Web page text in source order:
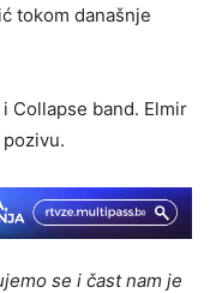
tokom današnje
Collapse band. Elmir
se i čast nam je